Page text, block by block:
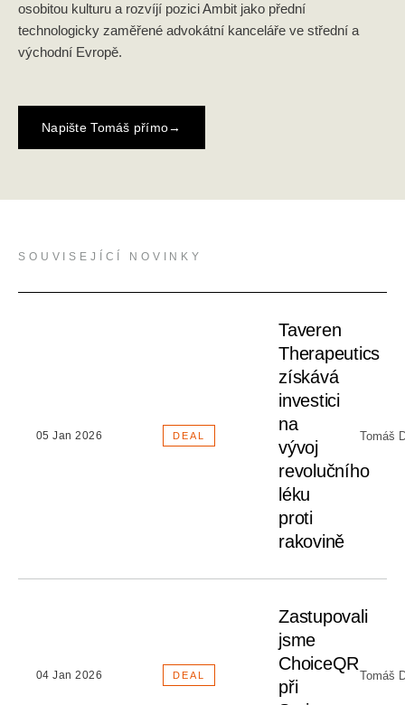
osobitou kulturu a rozvíjí pozici Ambit jako přední
technologicky zaměřené advokátní kanceláře ve střední a
východní Evropě.
Napište Tomáš přímo→
SOUVISEJÍCÍ NOVINKY
05 Jan 2026 DEAL
Taveren
Therapeutics
získává
investici
na
vývoj
revolučního
léku
proti
rakovině
Tomáš
04 Jan 2026 DEAL
Zastupovali
jsme
ChoiceQR
při
Tomáš